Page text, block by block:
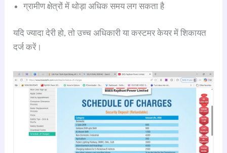
ग्रामीण क्षेत्रों में थोड़ा अधिक समय लग सकता है
यदि ज्यादा देरी हो, तो उच्च अधिकारी या कस्टमर केयर में शिकायत
दर्ज करें।